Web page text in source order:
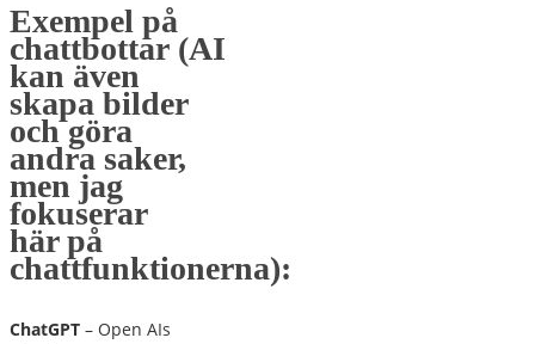
Exempel på
chattbottar (AI
kan även
skapa bilder
och göra
andra saker,
men jag
fokuserar
här på
chattfunktionerna):
ChatGPT – Open AIs